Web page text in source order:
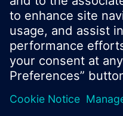
© Siemens Schweiz AG
Produktangebot und